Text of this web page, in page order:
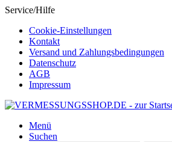
Service/Hilfe
Cookie-Einstellungen
Kontakt
Versand und Zahlungsbedingungen
Datenschutz
AGB
Impressum
Menü
Suchen